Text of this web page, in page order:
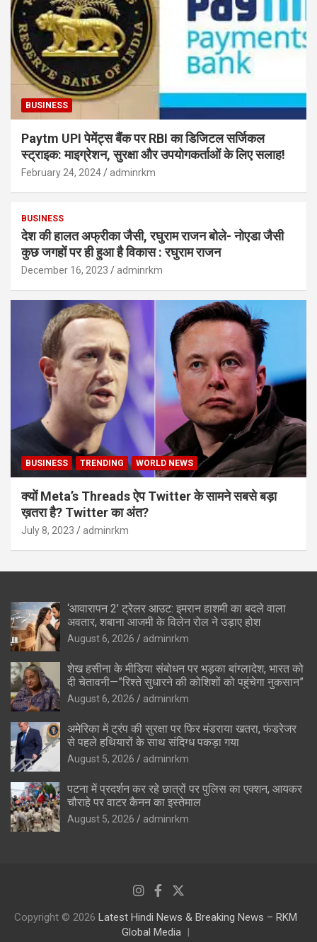
BUSINESS
Paytm UPI पेमेंट्स बैंक पर RBI का डिजिटल सर्जिकल
स्ट्राइक: माइग्रेशन, सुरक्षा और उपयोगकर्ताओं के लिए सलाह!
February 24, 2024 adminrkm
BUSINESS
देश की हालत अफ्रीका जैसी, रघुराम राजन बोले- नोएडा जैसी
कुछ जगहों पर ही हुआ है विकास : रघुराम राजन
December 16, 2023 adminrkm
BUSINESS TRENDING WORLD NEWS
क्यों Meta’s Threads ऐप Twitter के सामने सबसे बड़ा
ख़तरा है? Twitter का अंत?
July 8, 2023 adminrkm
‘आवारापन 2’ ट्रेलर आउट: इमरान हाशमी का बदले वाला
अवतार, शबाना आजमी के विलेन रोल ने उड़ाए होश
August 6, 2026 adminrkm
शेख हसीना के मीडिया संबोधन पर भड़का बांग्लादेश, भारत को
दी चेतावनी—”रिश्ते सुधारने की कोशिशों को पहुंचेगा नुकसान”
August 6, 2026 adminrkm
अमेरिका में ट्रंप की सुरक्षा पर फिर मंडराया खतरा, फंडरेजर
से पहले हथियारों के साथ संदिग्ध पकड़ा गया
August 5, 2026 adminrkm
पटना में प्रदर्शन कर रहे छात्रों पर पुलिस का एक्शन, आयकर
चौराहे पर वाटर कैनन का इस्तेमाल
August 5, 2026 adminrkm
Copyright © 2026 Latest Hindi News & Breaking News – RKM
Global Media